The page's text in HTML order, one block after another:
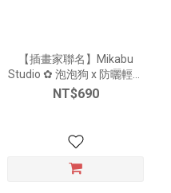
【插畫家聯名】Mikabu
Studio ✿ 泡泡狗 x 防曬輕棉
花羽毛傘_3色
NT$690